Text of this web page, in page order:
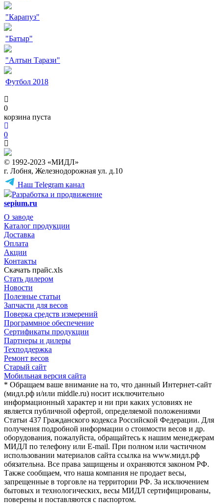
"Карапуз"
"Батыр"
"Алтын Тарази"
Футбол 2018
0
корзина пуста
0
© 1992-2023 «МИДЛ»
г. Лобня, Железнодорожная ул. д.10
Наш Telegram канал
Разработка и продвижение
sepium.ru
О заводе
Каталог продукции
Доставка
Оплата
Акции
Контакты
Скачать прайс.xls
Стать дилером
Новости
Полезные статьи
Запчасти для весов
Поверка средств измерений
Программное обеспечение
Сертификаты продукции
Партнеры и дилеры
Техподдержка
Ремонт весов
Старый сайт
Мобильная версия сайта
* Обращаем ваше внимание на то, что данный Интернет-сайт
(мидл.рф и/или middle.ru) носит исключительно
информационный характер и ни при каких условиях не
является публичной офертой, определяемой положениями
Статьи 437 Гражданского кодекса Российской Федерации. Для
получения подробной информации о стоимости весов и др.
оборудования, пожалуйста, обращайтесь к нашим менеджерам
МИДЛ по телефону или E-mail. При полном или частичном
использовании материалов сайта ссылка на www.мидл.рф
обязательна. Все права защищены и охраняются законом РФ.
Также сообщаем, что наша компания не продает весы,
запрещенные в торговле на территории РФ. За исключением
бытовых и технологических, весы МИДЛ сертифицированы,
поверены и поставляются с паспортом.